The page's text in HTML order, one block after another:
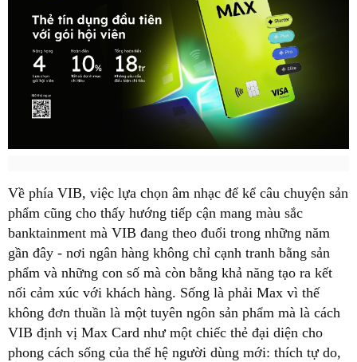
Về phía VIB, việc lựa chọn âm nhạc để kể câu chuyện sản
phẩm cũng cho thấy hướng tiếp cận mang màu sắc
banktainment mà VIB đang theo đuổi trong những năm
gần đây - nơi ngân hàng không chỉ cạnh tranh bằng sản
phẩm và những con số mà còn bằng khả năng tạo ra kết
nối cảm xúc với khách hàng. Sống là phải Max vì thế
không đơn thuần là một tuyên ngôn sản phẩm mà là cách
VIB định vị Max Card như một chiếc thẻ đại diện cho
phong cách sống của thế hệ người dùng mới: thích tự do,